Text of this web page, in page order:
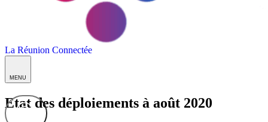
La Réunion Connectée
MENU
Etat des déploiements à août 2020